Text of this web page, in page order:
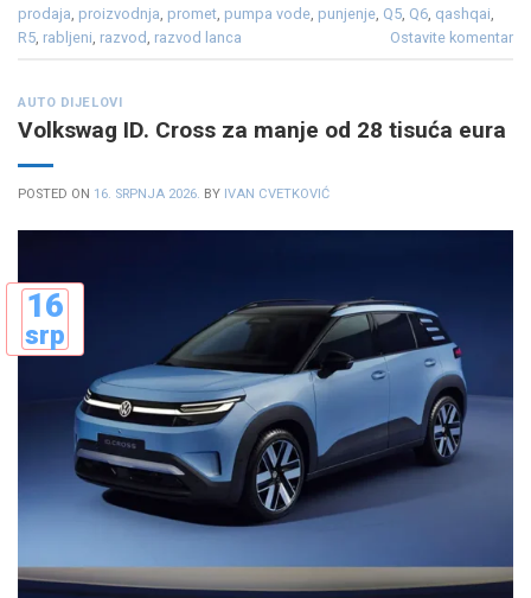
prodaja proizvodnja promet pumpa vode punjenje Q5 Q6 qashqai
R5 rabljeni razvod razvod lanca Ostavite komentar
AUTO DIJELOVI
Volkswag ID. Cross za manje od 28 tisuća eura
POSTED ON 16. SRPNJA 2026. BY IVAN CVETKOVIĆ
16
srp